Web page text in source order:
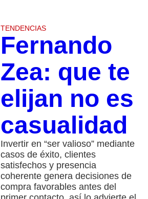
TENDENCIAS
Fernando
Zea: que te
elijan no es
casualidad
Invertir en “ser valioso” mediante
casos de éxito, clientes
satisfechos y presencia
coherente genera decisiones de
compra favorables antes del